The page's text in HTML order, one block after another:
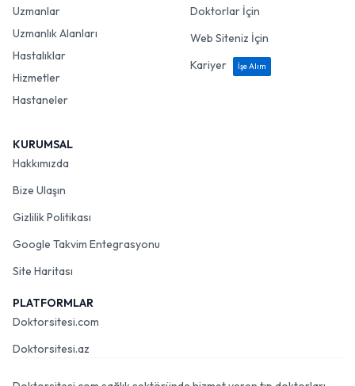
Uzmanlar
Uzmanlık Alanları
Hastalıklar
Hizmetler
Hastaneler
Doktorlar İçin
Web Siteniz İçin
Kariyer
İşe Alım
KURUMSAL
Hakkımızda
Bize Ulaşın
Gizlilik Politikası
Google Takvim Entegrasyonu
Site Haritası
PLATFORMLAR
Doktorsitesi.com
Doktorsitesi.az